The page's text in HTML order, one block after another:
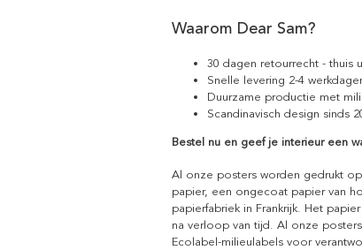
Waarom Dear Sam?
30 dagen retourrecht - thuis
Snelle levering 2-4
Duurzame productie met
Scandinavisch design sinds
Bestel nu en geef je interieur een
Al onze posters worden gedrukt
papier, een ongecoat papier van
papierfabriek in Frankrijk. Het
na verloop van tijd. Al onze
Ecolabel-milieulabels voor